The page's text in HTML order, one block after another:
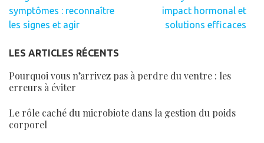
de
l’article
symptômes : reconnaître
les signes et agir
impact hormonal et
solutions efficaces
LES ARTICLES RÉCENTS
Pourquoi vous n’arrivez pas à perdre du ventre : les
erreurs à éviter
Le rôle caché du microbiote dans la gestion du poids
corporel